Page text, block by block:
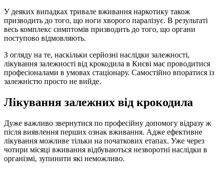
У деяких випадках тривале вживання наркотику також
призводить до того, що ноги хворого паралізує. В результаті
весь комплекс симптомів призводить до того, що органи
поступово відмовляють.
З огляду на те, наскільки серйозні наслідки залежності,
лікування залежності від крокодила в Києві має проводитися
професіоналами в умовах стаціонару. Самостійно впоратися із
залежністю просто не вийде.
Лікування залежних від крокодила
Дуже важливо звернутися по професійну допомогу відразу ж
після виявлення перших ознак вживання. Адже ефективне
лікування можливе тільки на початкових етапах. Уже через
чотири місяці вживання відбуваються незворотні наслідки в
організмі, зупинити які неможливо.